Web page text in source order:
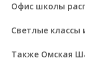
Офис школы
Светлые классы
Также Омская